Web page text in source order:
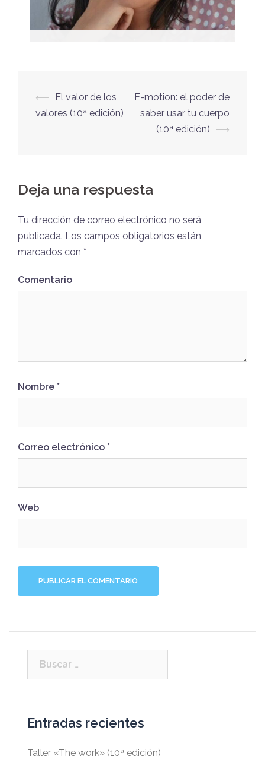
⟵
El valor de los
valores (10ª edición)
E-motion: el poder de
saber usar tu cuerpo
(10ª edición)
⟶
Deja una respuesta
Tu dirección de correo electrónico no será
publicada. Los campos obligatorios están
marcados con *
Comentario
Nombre *
Correo electrónico *
Web
Entradas recientes
Taller «The work» (10ª edición)